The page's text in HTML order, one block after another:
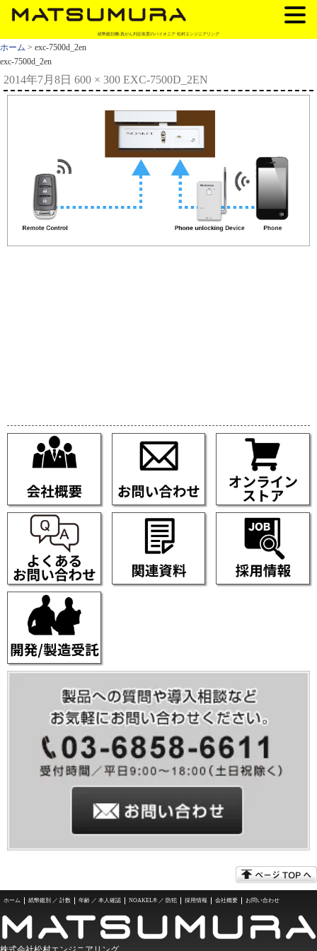
紙幣鑑別機/真がん判定装置のパイオニア 松村エンジニアリング
ホーム > exc-7500d_2en
exc-7500d_2en
2014年7月8日 600 × 300 EXC-7500D_2EN
ホーム 紙幣鑑別 ／ 計数 年齢 ／ 本人確認 NOAKEL® ／ 防犯 採用情報 会社概要 お問い合わせ